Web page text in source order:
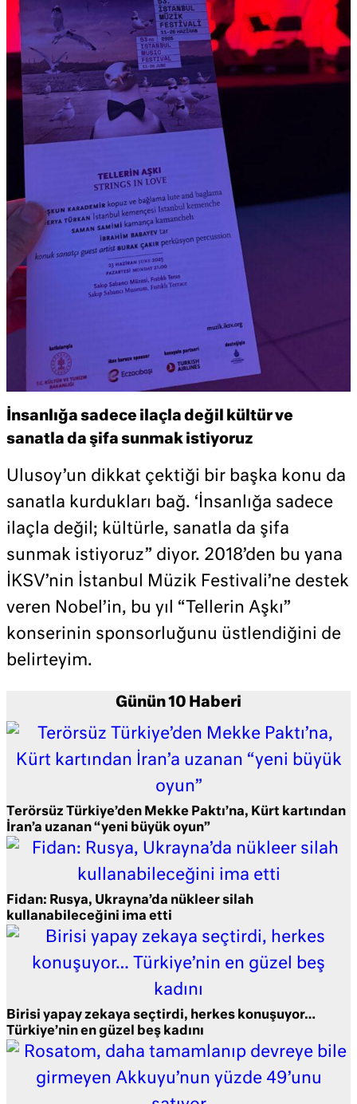
İnsanlığa sadece ilaçla değil kültür ve
sanatla da şifa sunmak istiyoruz
Ulusoy’un dikkat çektiği bir başka konu da
sanatla kurdukları bağ. ‘İnsanlığa sadece
ilaçla değil; kültürle, sanatla da şifa
sunmak istiyoruz” diyor. 2018’den bu yana
İKSV’nin İstanbul Müzik Festivali’ne destek
veren Nobel’in, bu yıl “Tellerin Aşkı”
konserinin sponsorluğunu üstlendiğini de
belirteyim.
Günün 10 Haberi
Terörsüz Türkiye’den Mekke Paktı’na, Kürt kartından
İran’a uzanan “yeni büyük oyun”
Fidan: Rusya, Ukrayna’da nükleer silah
kullanabileceğini ima etti
Birisi yapay zekaya seçtirdi, herkes konuşuyor…
Türkiye’nin en güzel beş kadını